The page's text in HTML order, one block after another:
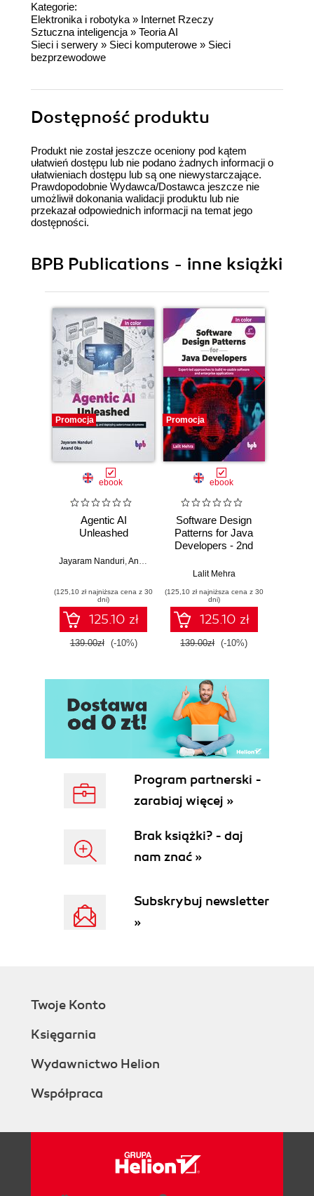
Kategorie:
Elektronika i robotyka » Internet Rzeczy
Sztuczna inteligencja » Teoria AI
Sieci i serwery » Sieci komputerowe » Sieci
bezprzewodowe
Dostępność produktu
Produkt nie został jeszcze oceniony pod kątem
ułatwień dostępu lub nie podano żadnych informacji o
ułatwieniach dostępu lub są one niewystarczające.
Prawdopodobnie Wydawca/Dostawca jeszcze nie
umożliwił dokonania walidacji produktu lub nie
przekazał odpowiednich informacji na temat jego
dostępności.
BPB Publications - inne książki
Promocja
ebook
Agentic AI
Unleashed
Jayaram Nanduri Anand Oka
(125,10 zł najniższa cena z 30
dni)
125.10 zł
139.00zł (-10%)
Promocja
ebook
Software Design
Patterns for Java
Developers - 2nd
Lalit Mehra
(125,10 zł najniższa cena z 30
dni)
125.10 zł
139.00zł (-10%)
Program partnerski -
zarabiaj więcej »
Brak książki? - daj
nam znać »
Subskrybuj newsletter
»
Twoje Konto
Księgarnia
Wydawnictwo Helion
Współpraca